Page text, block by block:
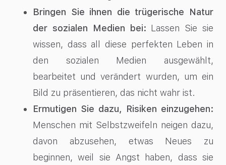
Bringen Sie ihnen die trügerische Natur
der sozialen Medien bei: Lassen Sie sie
wissen, dass all diese perfekten Leben in
den sozialen Medien ausgewählt,
bearbeitet und verändert wurden, um ein
Bild zu präsentieren, das nicht wahr ist.
Ermutigen Sie dazu, Risiken einzugehen:
Menschen mit Selbstzweifeln neigen dazu,
davon abzusehen, etwas Neues zu
beginnen, weil sie Angst haben, dass sie